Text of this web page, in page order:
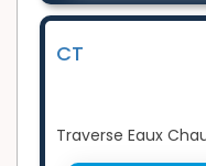
CT
Traverse Eaux